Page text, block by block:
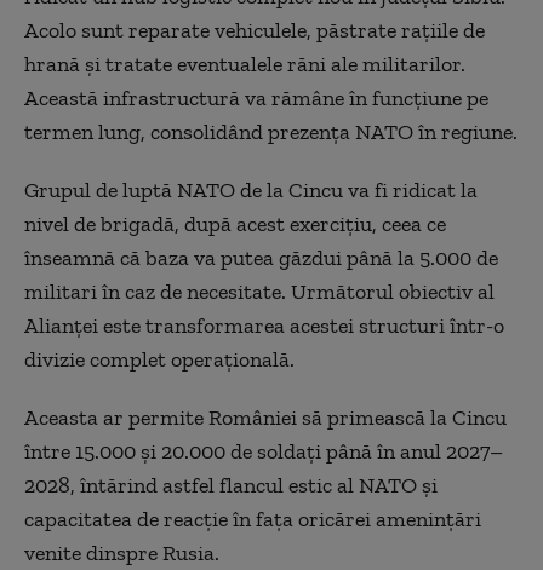
Acolo sunt reparate vehiculele, păstrate rațiile de
hrană și tratate eventualele răni ale militarilor.
Această infrastructură va rămâne în funcțiune pe
termen lung, consolidând prezența NATO în regiune.
Grupul de luptă NATO de la Cincu va fi ridicat la
nivel de brigadă, după acest exercițiu, ceea ce
înseamnă că baza va putea găzdui până la 5.000 de
militari în caz de necesitate. Următorul obiectiv al
Alianței este transformarea acestei structuri într-o
divizie complet operațională.
Aceasta ar permite României să primească la Cincu
între 15.000 și 20.000 de soldați până în anul 2027–
2028, întărind astfel flancul estic al NATO și
capacitatea de reacție în fața oricărei amenințări
venite dinspre Rusia.